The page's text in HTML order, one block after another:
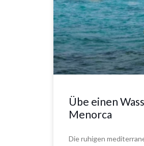
Übe einen
Menorca
Die ruhigen